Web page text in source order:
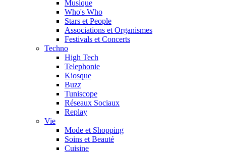
Musique
Who's Who
Stars et People
Associations et Organismes
Festivals et Concerts
Techno
High Tech
Telephonie
Kiosque
Buzz
Tuniscope
Réseaux Sociaux
Replay
Vie
Mode et Shopping
Soins et Beauté
Cuisine